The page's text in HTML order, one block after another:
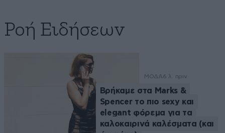
Ροή Ειδήσεων
ΜΟΔΑ6 λ. πριν
Βρήκαμε στα Marks &
Spencer το πιο sexy και
elegant φόρεμα για τα
καλοκαιρινά καλέσματα (και